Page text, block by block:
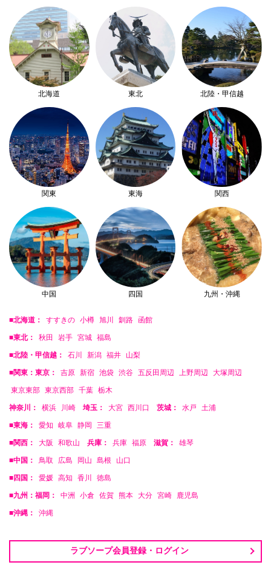
北海道 東北 北陸・甲信越
関東 東海 関西
中国 四国 九州・沖縄
■北海道： すすきの 小樽 旭川 釧路 函館
■東北： 秋田 岩手 宮城 福島
■北陸・甲信越： 石川 新潟 福井 山梨
■関東：東京： 吉原 新宿 池袋 渋谷 五反田周辺 上野周辺 大塚周辺
東京東部 東京西部 千葉 栃木
神奈川： 横浜 川崎 埼玉： 大宮 西川口 茨城： 水戸 土浦
■東海： 愛知 岐阜 静岡 三重
■関西： 大阪 和歌山 兵庫： 兵庫 福原 滋賀： 雄琴
■中国： 鳥取 広島 岡山 島根 山口
■四国： 愛媛 高知 香川 徳島
■九州：福岡： 中洲 小倉 佐賀 熊本 大分 宮崎 鹿児島
■沖縄： 沖縄
ラブソープ会員登録・ログイン